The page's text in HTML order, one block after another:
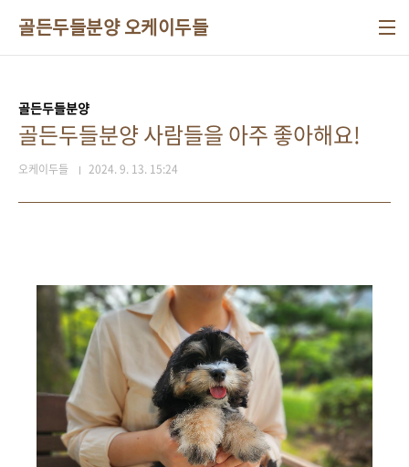
골든두들분양 오케이두들
골든두들분양
골든두들분양 사람들을 아주 좋아해요!
오케이두들 2024. 9. 13. 15:24